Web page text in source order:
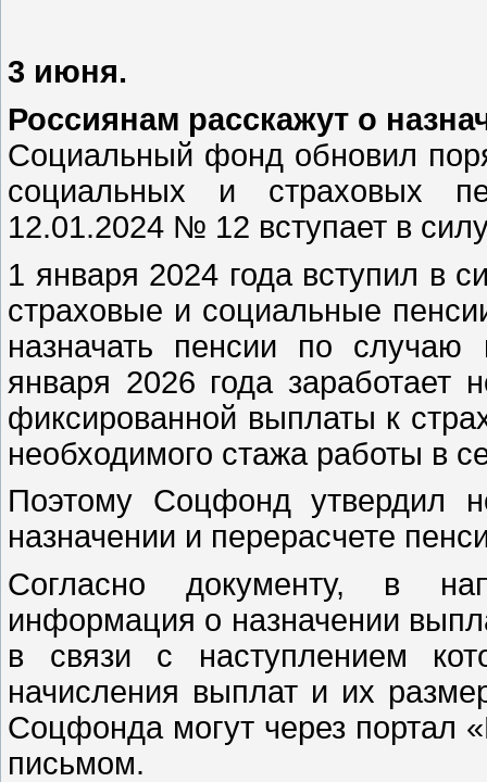
3 июня.
Россиянам расскажут о
Социальный фонд обновил
социальных и страховых
12.01.2024 № 12 вступает в
1 января 2024 года вступил в
страховые и социальные
назначать пенсии по
января 2026 года заработает
фиксированной выплаты к
необходимого стажа работы в
Поэтому Соцфонд утвердил
назначении и перерасчете
Согласно документу, в
информация о назначении
в связи с наступлением
начисления выплат и их
Соцфонда могут через портал
письмом.